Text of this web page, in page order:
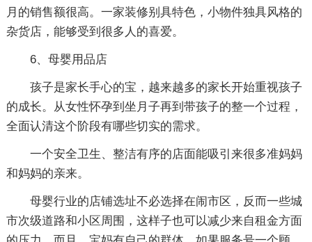
月的销售额很高。一家装修别具特色，小物件独具风格的
杂货店，能够受到很多人的喜爱。
6、母婴用品店
孩子是家长手心的宝，越来越多的家长开始重视孩子
的成长。从女性怀孕到坐月子再到带孩子的整一个过程，
全面认清这个阶段有哪些切实的需求。
一个安全卫生、整洁有序的店面能吸引来很多准妈妈
和妈妈的亲来。
母婴行业的店铺选址不必选择在闹市区，反而一些城
市次级道路和小区周围，这样子也可以减少来自租金方面